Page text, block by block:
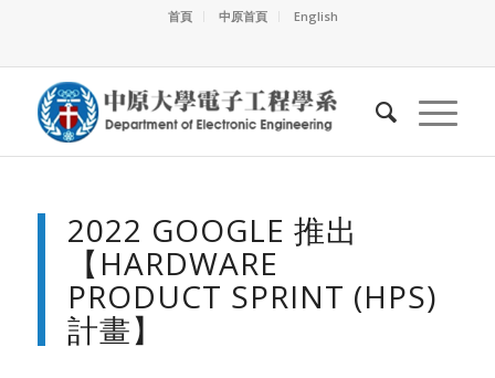
首頁 中原首頁 English
2022 GOOGLE 推出
【HARDWARE
PRODUCT SPRINT (HPS)
計畫】